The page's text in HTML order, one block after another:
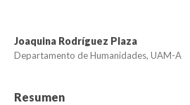
Joaquina Rodríguez Plaza
Departamento de Humanidades, UAM-A
Resumen